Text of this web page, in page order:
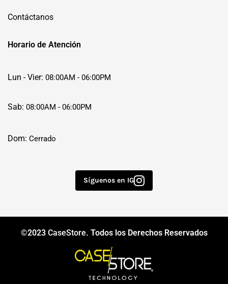
Contáctanos
Horario de Atención
Lun - Vier: 08:00AM - 06:00PM
Sab: 08:00AM - 06:00PM
Dom: Cerrado
Síguenos en IG
©2023 CaseStore. Todos los Derechos Reservados